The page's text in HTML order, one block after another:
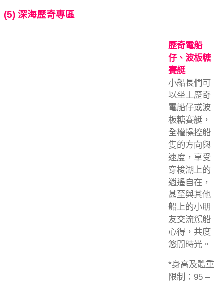
(5) 深海歷奇專區
歷奇電船
仔、波板糖
賽艇
小船長們可
以坐上歷奇
電船仔或波
板糖賽艇，
全權操控船
隻的方向與
速度，享受
穿梭湖上的
逍遙自在，
甚至與其他
船上的小朋
友交流駕船
心得，共度
悠閒時光。
*身高及體重
限制：95 –